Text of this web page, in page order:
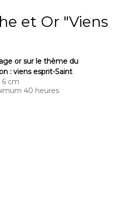
et Or "Viens
or sur le thème du
: viens esprit-Saint
6 cm
40 heures